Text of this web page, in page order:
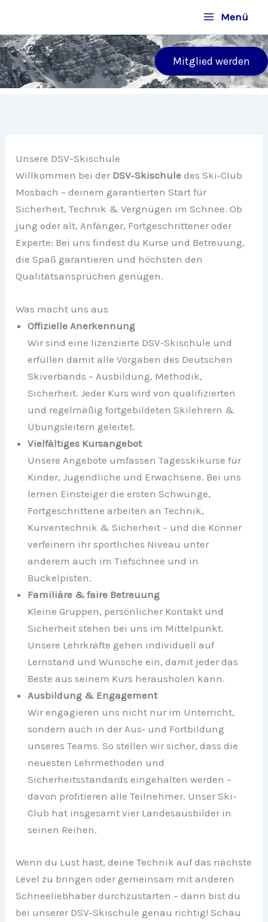
springen
Menü
Mitglied werden
Unsere DSV-Skischule
Willkommen bei der DSV‑Skischule des Ski‑Club
Mosbach – deinem garantierten Start für
Sicherheit, Technik & Vergnügen im Schnee. Ob
jung oder alt, Anfänger, Fortgeschrittener oder
Experte: Bei uns findest du Kurse und Betreuung,
die Spaß garantieren und höchsten den
Qualitätsansprüchen genügen.
Was macht uns aus
Offizielle Anerkennung
Wir sind eine lizenzierte DSV‑Skischule und
erfüllen damit alle Vorgaben des Deutschen
Skiverbands – Ausbildung, Methodik,
Sicherheit. Jeder Kurs wird von qualifizierten
und regelmäßig fortgebildeten Skilehrern &
Übungsleitern geleitet.
Vielfältiges Kursangebot
Unsere Angebote umfassen Tagesskikurse für
Kinder, Jugendliche und Erwachsene. Bei uns
lernen Einsteiger die ersten Schwünge,
Fortgeschrittene arbeiten an Technik,
Kurventechnik & Sicherheit – und die Könner
verfeinern ihr sportliches Niveau unter
anderem auch im Tiefschnee und in
Buckelpisten.
Familiäre & faire Betreuung
Kleine Gruppen, persönlicher Kontakt und
Sicherheit stehen bei uns im Mittelpunkt.
Unsere Lehrkräfte gehen individuell auf
Lernstand und Wünsche ein, damit jeder das
Beste aus seinem Kurs herausholen kann.
Ausbildung & Engagement
Wir engagieren uns nicht nur im Unterricht,
sondern auch in der Aus‑ und Fortbildung
unseres Teams. So stellen wir sicher, dass die
neuesten Lehrmethoden und
Sicherheitsstandards eingehalten werden –
davon profitieren alle Teilnehmer. Unser Ski-
Club hat insgesamt vier Landesausbilder in
seinen Reihen.
Wenn du Lust hast, deine Technik auf das nächste
Level zu bringen oder gemeinsam mit anderen
Schneeliebhaber durchzustarten – dann bist du
bei unserer DSV‑Skischule genau richtig! Schau